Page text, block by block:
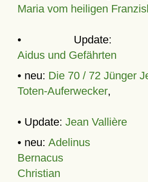
Maria vom heiligen
•
Aidus und Gefährten
• neu: Die 70 / 72 Jünger
Toten-Auferwecker,
• Update: Jean Vallière
• neu: Adelinus
Bernacus
Christian